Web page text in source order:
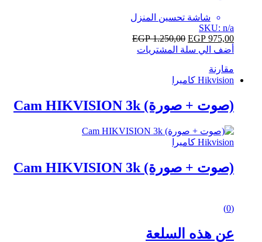
شاشة تحسين المنزل
SKU: n/a
EGP 975,00
EGP1.250,00
أضف الي سلة المشتريات
مقارنة
Hikvision كاميرا
(صوت + صورة) Cam HIKVISION 3k
Hikvision كاميرا
(صوت + صورة) Cam HIKVISION 3k
of
5
(0)
عن هذه السلعة